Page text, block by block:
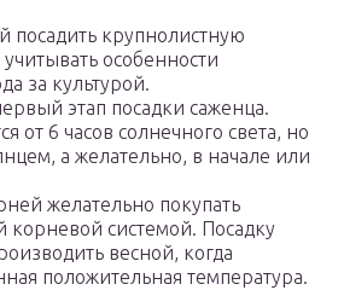
крупнолистную
особенности
за культурой.
этап посадки саженца.
от 6 часов солнечного света, но
а желательно, в начале или
желательно покупать
корневой системой. Посадку
весной, когда
положительная температура.